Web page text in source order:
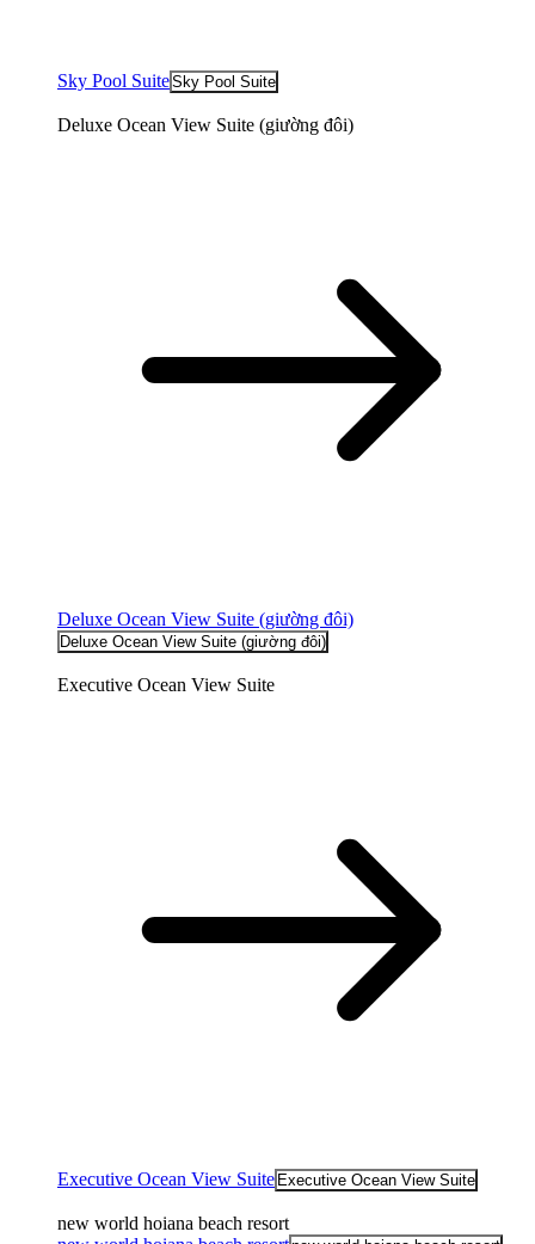
Sky Pool SuiteSky Pool Suite
Deluxe Ocean View Suite (giường đôi)
Deluxe Ocean View Suite (giường đôi)
Deluxe Ocean View Suite (giường đôi)
Executive Ocean View Suite
Executive Ocean View Suite Executive Ocean View Suite
new world hoiana beach resort